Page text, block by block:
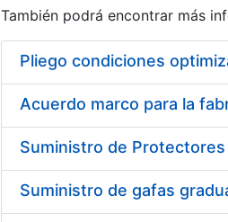
Mostrar/Ocultar
También podrá encontrar más
Pliego condiciones
Acuerdo marco para la